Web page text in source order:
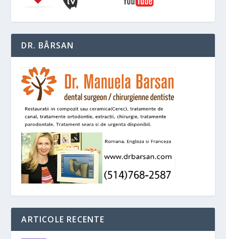
DR. BÂRSAN
ARTICOLE RECENTE